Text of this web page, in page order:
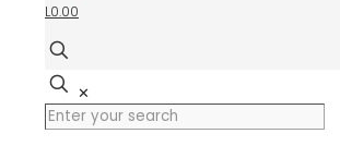
L0.00
✕